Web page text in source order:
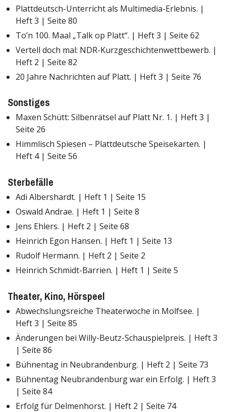
Plattdeutsch-Unterricht als Multimedia-Erlebnis. |
Heft 3 | Seite 80
To’n 100. Maal „Talk op Platt“. | Heft 3 | Seite 62
Vertell doch mal: NDR-Kurzgeschichtenwettbewerb. |
Heft 2 | Seite 82
20 Jahre Nachrichten auf Platt. | Heft 3 | Seite 76
Sonstiges
Maxen Schütt: Silbenrätsel auf Platt Nr. 1. | Heft 3 |
Seite 26
Himmlisch Spiesen – Plattdeutsche Speisekarten. |
Heft 4 | Seite 56
Sterbefälle
Adi Albershardt. | Heft 1 | Seite 15
Oswald Andrae. | Heft 1 | Seite 8
Jens Ehlers. | Heft 2 | Seite 68
Heinrich Egon Hansen. | Heft 1 | Seite 13
Rudolf Hermann. | Heft 2 | Seite 2
Heinrich Schmidt-Barrien. | Heft 1 | Seite 5
Theater, Kino, Hörspeel
Abwechslungsreiche Theaterwoche in Molfsee. |
Heft 3 | Seite 85
Änderungen bei Willy-Beutz-Schauspielpreis. | Heft 3
| Seite 86
Bühnentag in Neubrandenburg. | Heft 2 | Seite 73
Bühnentag Neubrandenburg war ein Erfolg. | Heft 3
| Seite 84
Erfolg für Delmenhorst. | Heft 2 | Seite 74